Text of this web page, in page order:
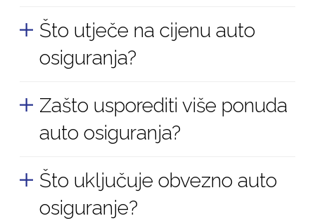
Da. Putem Moje osiguranje moguće je usporediti više
ponuda osiguravatelja online i lakše pronaći
odgovarajuću policu.
Što utječe na cijenu auto
osiguranja?
Na cijenu mogu utjecati bonus, snaga i starost vozila,
mjesto registracije te dodatna pokrića koja se
ugovaraju uz policu.
Zašto usporediti više ponuda
auto osiguranja?
Ista vozila često mogu imati različite premije kod
različitih osiguravatelja, pa usporedba više ponuda
može pomoći pri odabiru povoljnije opcije.
Što uključuje obvezno auto
osiguranje?